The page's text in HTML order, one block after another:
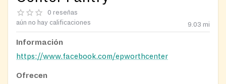
0 reseñas
aún no hay calificaciones
9.03 mi
Información
https://www.facebook.com/epworthcenter
Ofrecen